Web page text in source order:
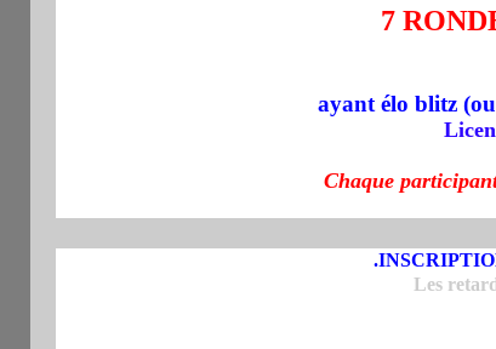
7
ayant élo blitz
Chaque
Les